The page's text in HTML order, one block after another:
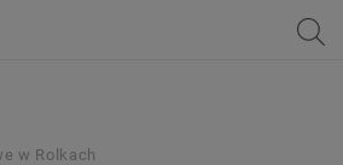
w Rolkach